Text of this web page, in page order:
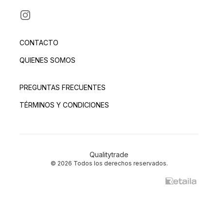
INSTAGRAM
CONTACTO
QUIENES SOMOS
PREGUNTAS FRECUENTES
TÉRMINOS Y CONDICIONES
Qualitytrade
© 2026 Todos los derechos reservados.